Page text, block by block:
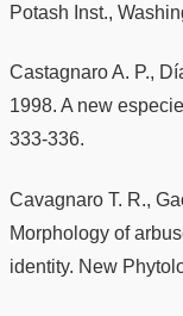
Potash Inst.,
Castagnaro A. P.,
1998. A new
333-336.
Cavagnaro T. R.,
Morphology of
identity. New